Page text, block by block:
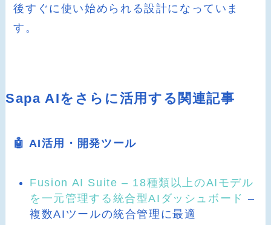
後すぐに使い始められる設計になっていま
す。
Sapa AIをさらに活用する関連記事
🤖 AI活用・開発ツール
Fusion AI Suite – 18種類以上のAIモデル
を一元管理する統合型AIダッシュボード –
複数AIツールの統合管理に最適